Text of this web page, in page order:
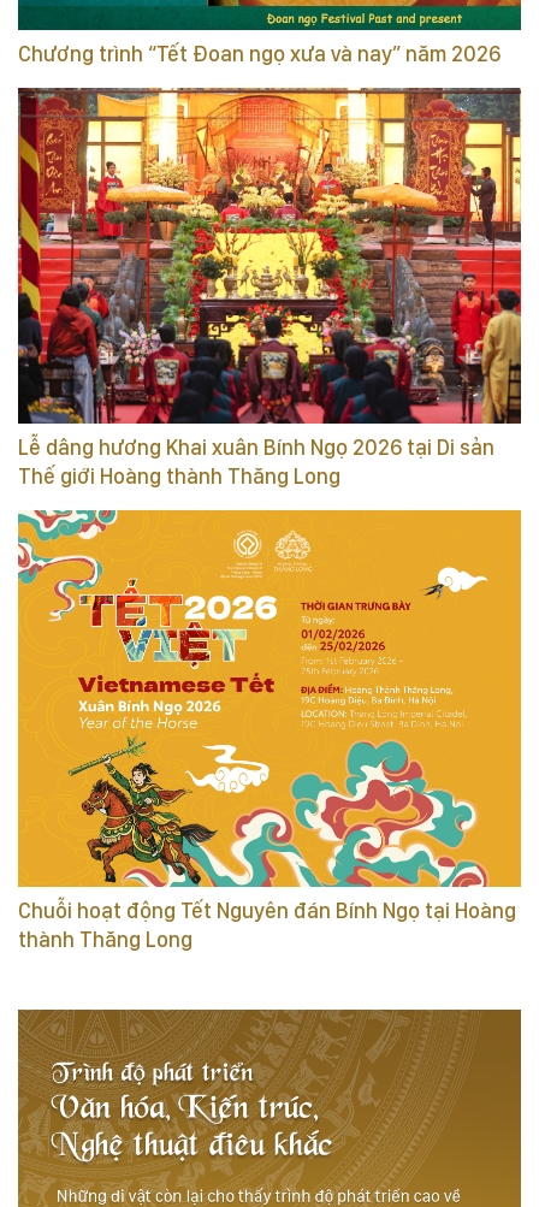
Chương trình “Tết Đoan ngọ xưa và nay” năm 2026
Lễ dâng hương Khai xuân Bính Ngọ 2026 tại Di sản
Thế giới Hoàng thành Thăng Long
Chuỗi hoạt động Tết Nguyên đán Bính Ngọ tại Hoàng
thành Thăng Long